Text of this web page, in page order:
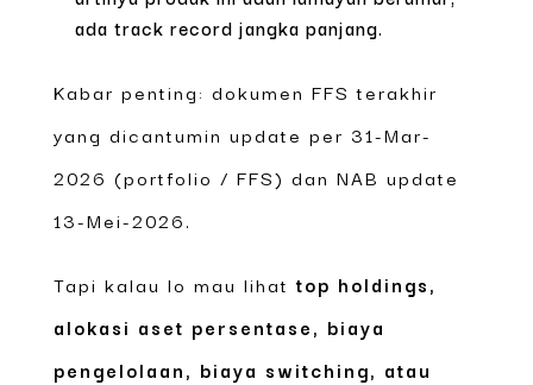
ada track record jangka panjang.
Kabar penting: dokumen FFS terakhir
yang dicantumin update per 31-Mar-
2026 (portfolio / FFS) dan NAB update
13-Mei-2026.
Tapi kalau lo mau lihattop holdings,
alokasi aset persentase, biaya
pengelolaan, biaya switching, atau